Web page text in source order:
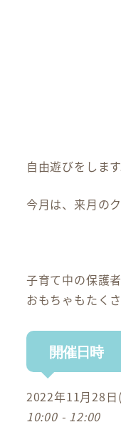
自由遊びをします
今月は、来月の
子育て中の保護
おもちゃもたく
開催日時
2022年11月28日
10:00 - 12:00